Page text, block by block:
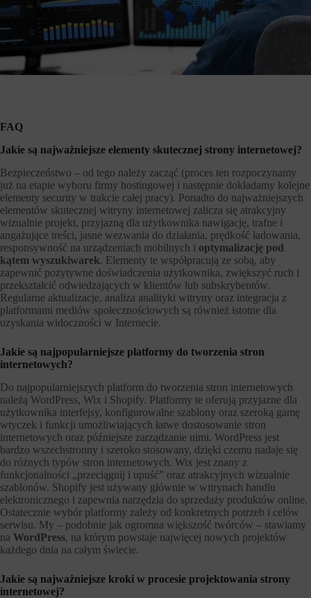
FAQ
Jakie są najważniejsze elementy skutecznej strony internetowej?
Bezpieczeństwo – od tego należy zacząć (proces ten rozpoczynamy
już na etapie wyboru firmy hostingowej i następnie dokładamy kolejne
elementy security w trakcie całej pracy). Ponadto do najważniejszych
elementów skutecznej witryny internetowej zalicza się atrakcyjny
wizualnie projekt, przyjazną dla użytkownika nawigację, trafne i
angażujące treści, jasne wezwania do działania, prędkość ładowania,
responsywność na urządzeniach mobilnych i optymalizację pod
kątem wyszukiwarek. Elementy te współpracują ze sobą, aby
zapewnić pozytywne doświadczenia użytkownika, zwiększyć ruch i
przekształcić odwiedzających w klientów lub subskrybentów.
Regularne aktualizacje, analiza analityki witryny oraz integracja z
platformami mediów społecznościowych są również istotne dla
uzyskania widoczności w Internecie.
Jakie są najpopularniejsze platformy do tworzenia stron
internetowych?
Do najpopularniejszych platform do tworzenia stron internetowych
należą WordPress, Wix i Shopify. Platformy te oferują przyjazne dla
użytkownika interfejsy, konfigurowalne szablony oraz szeroką gamę
wtyczek i funkcji umożliwiających łatwe dostosowanie stron
internetowych oraz późniejsze zarządzanie nimi. WordPress jest
bardzo wszechstronny i szeroko stosowany, dzięki czemu nadaje się
do różnych typów stron internetowych. Wix jest znany z
funkcjonalności „przeciągnij i upuść” oraz atrakcyjnych wizualnie
szablonów. Shopify jest używany głównie w witrynach handlu
elektronicznego i zapewnia narzędzia do sprzedaży produktów online.
Ostatecznie wybór platformy zależy od konkretnych potrzeb i celów
serwisu. My – podobnie jak ogromna większość twórców – stawiamy
na WordPress, na którym powstaje najwięcej nowych projektów
każdego dnia na całym świecie.
Jakie są najważniejsze kroki w procesie projektowania strony
internetowej?